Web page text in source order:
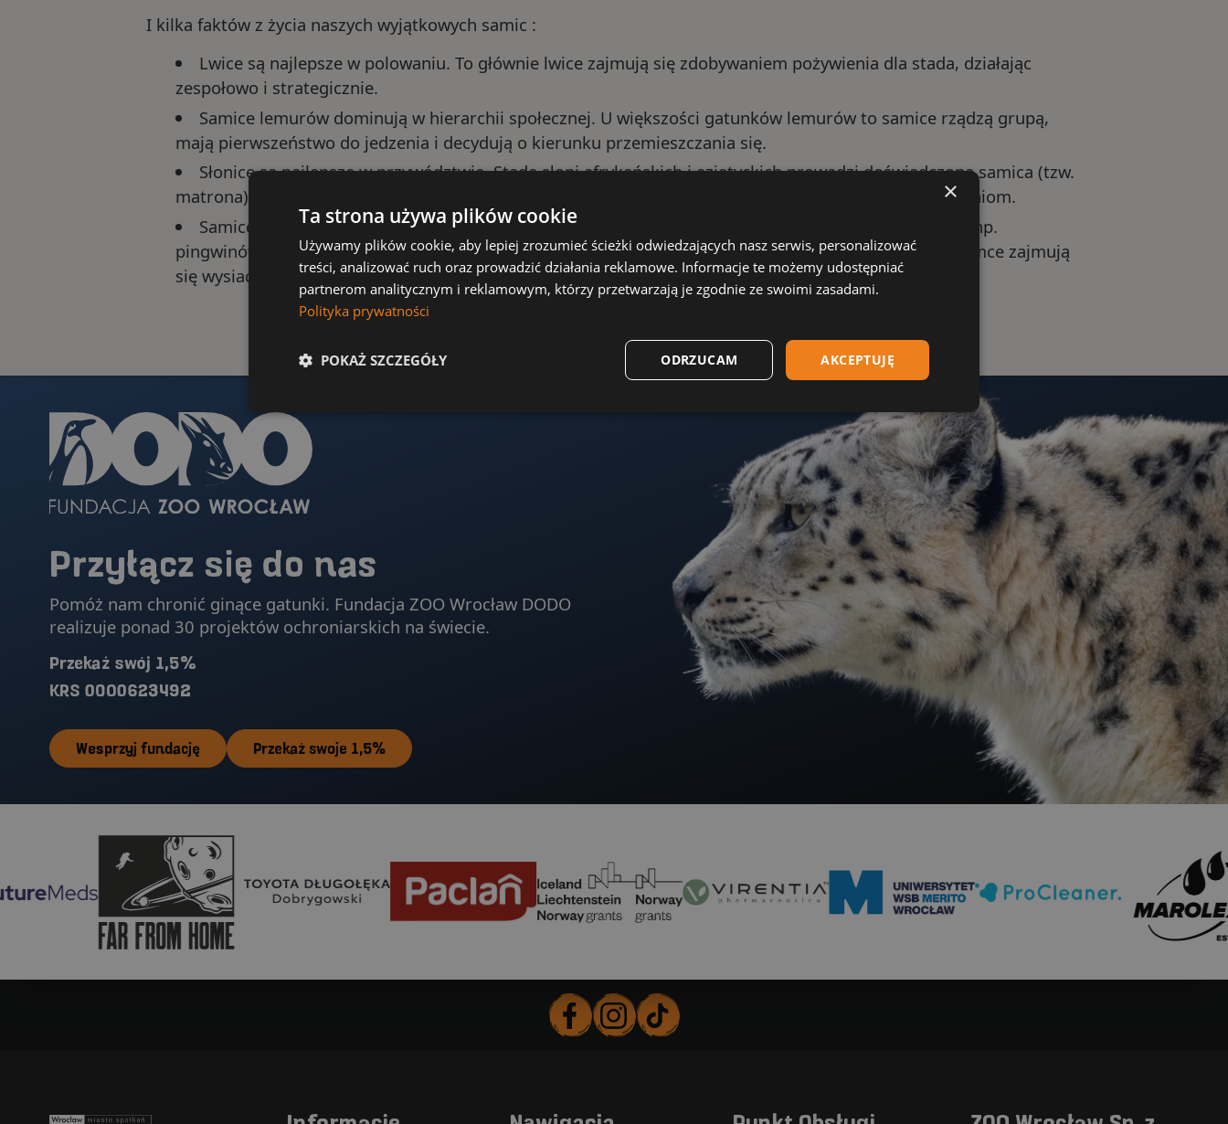
I kilka faktów z życia naszych wyjątkowych samic :
Lwice są najlepsze w polowaniu. To głównie lwice zajmują się zdobywaniem pożywienia dla stada, działając
zespołowo i strategicznie.
Samice lemurów dominują w hierarchii społecznej. U większości gatunków lemurów to samice rządzą grupą,
mają pierwszeństwo do jedzenia i decydują o kierunku przemieszczania się.
Słonice są najlepsze w przywództwie. Stada słoni afrykańskich i azjatyckich prowadzi doświadczona samica (tzw.
matrona), która dba o dobro grupy, podejmuje kluczowe decyzje i przekazuje wiedzę kolejnym pokoleniom.
Samice pingwinów wyróżniają się wytrwałością i opieką nad potomstwem. U niektórych gatunków, np.
pingwinów cesarskich, samice odbywają długie wędrówki w poszukiwaniu pożywienia, podczas gdy samce zajmują
się wysiadywaniem jaj.
Przyłącz się do nas
Pomóż nam chronić ginące gatunki. Fundacja ZOO Wrocław DODO
realizuje ponad 30 projektów ochroniarskich na świecie.
Przekaż swój 1,5%
KRS 0000623492
Wesprzyj fundację Przekaż swoje 1,5%
FacebookInstagram
TikTok
×
Ta strona używa plików cookie
Używamy plików cookie, aby lepiej zrozumieć ścieżki odwiedzających nasz serwis, personalizować
treści, analizować ruch oraz prowadzić działania reklamowe. Informacje te możemy udostępniać
partnerom analitycznym i reklamowym, którzy przetwarzają je zgodnie ze swoimi zasadami.
Polityka prywatności
AKCEPTUJĘ
ODRZUCAM
POKAŻ SZCZEGÓŁY